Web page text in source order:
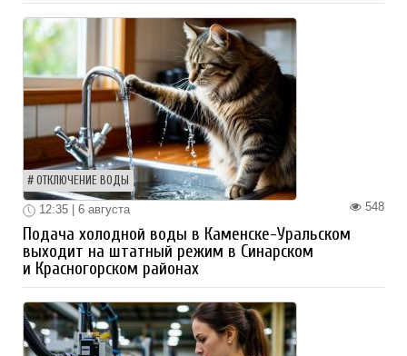
ОТКЛЮЧЕНИЕ ВОДЫ
548
12:35 | 6 августа
Подача холодной воды в Каменске-Уральском
выходит на штатный режим в Синарском
и Красногорском районах